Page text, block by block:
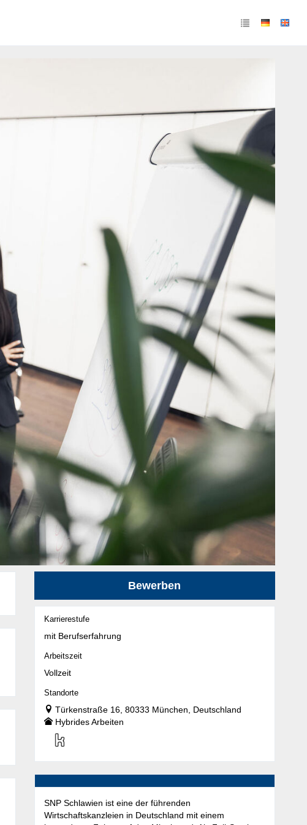
Bewerben
Karrierestufe
mit Berufserfahrung
Arbeitszeit
Vollzeit
Standorte
Türkenstraße 16, 80333 München, Deutschland
Hybrides Arbeiten
SNP Schlawien ist eine der führenden
Wirtschaftskanzleien in Deutschland mit einem